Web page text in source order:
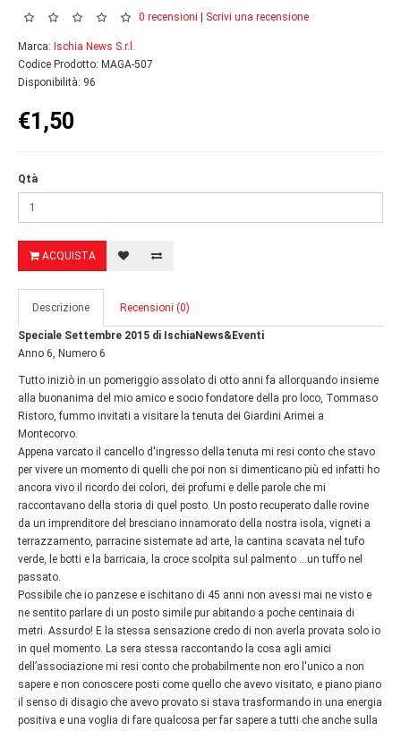
0 recensioni Scrivi una recensione
Marca: Ischia News S.r.l.
Codice Prodotto: MAGA-507
Disponibilità: 96
€1,50
Qtà
ACQUISTA
Descrizione Recensioni (0)
Speciale Settembre 2015 di IschiaNews&Eventi
Anno 6, Numero 6
Tutto iniziò in un pomeriggio assolato di otto anni fa allorquando insieme
alla buonanima del mio amico e socio fondatore della pro loco, Tommaso
Ristoro, fummo invitati a visitare la tenuta dei Giardini Arimei a
Montecorvo.
Appena varcato il cancello d'ingresso della tenuta mi resi conto che stavo
per vivere un momento di quelli che poi non si dimenticano più ed infatti ho
ancora vivo il ricordo dei colori, dei profumi e delle parole che mi
raccontavano della storia di quel posto. Un posto recuperato dalle rovine
da un imprenditore del bresciano innamorato della nostra isola, vigneti a
terrazzamento, parracine sistemate ad arte, la cantina scavata nel tufo
verde, le botti e la barricaia, la croce scolpita sul palmento ...un tuffo nel
passato.
Possibile che io panzese e ischitano di 45 anni non avessi mai ne visto e
ne sentito parlare di un posto simile pur abitando a poche centinaia di
metri. Assurdo! E la stessa sensazione credo di non averla provata solo io
in quel momento. La sera stessa raccontando la cosa agli amici
dell’associazione mi resi conto che probabilmente non ero l'unico a non
sapere e non conoscere posti come quello che avevo visitato, e piano piano
il senso di disagio che avevo provato si stava trasformando in una energia
positiva e una voglia di fare qualcosa per far sapere a tutti che anche sulla